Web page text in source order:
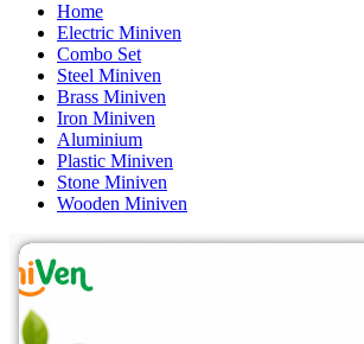
Home
Electric Miniven
Combo Set
Steel Miniven
Brass Miniven
Iron Miniven
Aluminium
Plastic Miniven
Stone Miniven
Wooden Miniven